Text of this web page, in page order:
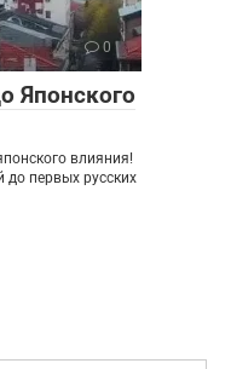
0
Японского
влияния!
до первых русских